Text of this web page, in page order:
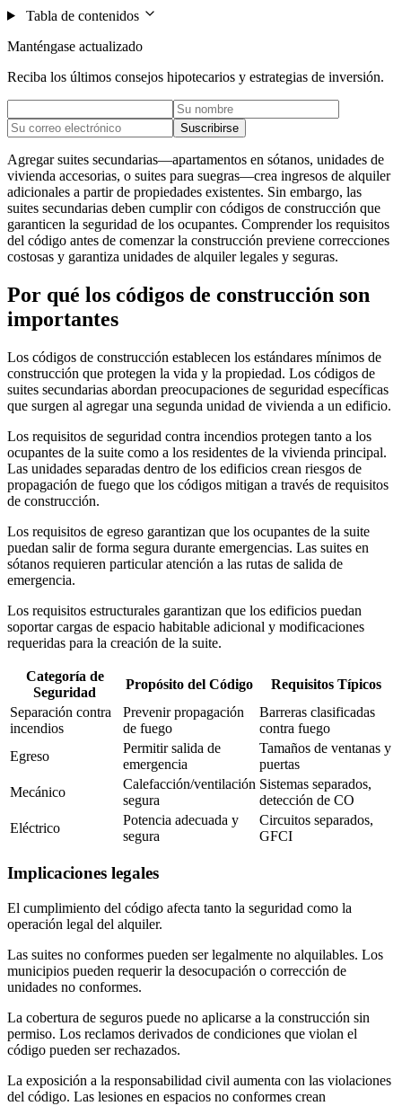
Tabla de contenidos
Manténgase actualizado
Reciba los últimos consejos hipotecarios y estrategias de inversión.
Suscribirse
Agregar suites secundarias—apartamentos en sótanos, unidades de
vivienda accesorias, o suites para suegras—crea ingresos de alquiler
adicionales a partir de propiedades existentes. Sin embargo, las
suites secundarias deben cumplir con códigos de construcción que
garanticen la seguridad de los ocupantes. Comprender los requisitos
del código antes de comenzar la construcción previene correcciones
costosas y garantiza unidades de alquiler legales y seguras.
Por qué los códigos de construcción son
importantes
Los códigos de construcción establecen los estándares mínimos de
construcción que protegen la vida y la propiedad. Los códigos de
suites secundarias abordan preocupaciones de seguridad específicas
que surgen al agregar una segunda unidad de vivienda a un edificio.
Los requisitos de seguridad contra incendios protegen tanto a los
ocupantes de la suite como a los residentes de la vivienda principal.
Las unidades separadas dentro de los edificios crean riesgos de
propagación de fuego que los códigos mitigan a través de requisitos
de construcción.
Los requisitos de egreso garantizan que los ocupantes de la suite
puedan salir de forma segura durante emergencias. Las suites en
sótanos requieren particular atención a las rutas de salida de
emergencia.
Los requisitos estructurales garantizan que los edificios puedan
soportar cargas de espacio habitable adicional y modificaciones
requeridas para la creación de la suite.
Categoría de
Seguridad
Propósito del Código
Requisitos Típicos
Separación contra
incendios
Prevenir propagación
de fuego
Barreras clasificadas
contra fuego
Egreso
Permitir salida de
emergencia
Tamaños de ventanas y
puertas
Mecánico
Calefacción/ventilación
segura
Sistemas separados,
detección de CO
Eléctrico
Potencia adecuada y
segura
Circuitos separados,
GFCI
Implicaciones legales
El cumplimiento del código afecta tanto la seguridad como la
operación legal del alquiler.
Las suites no conformes pueden ser legalmente no alquilables. Los
municipios pueden requerir la desocupación o corrección de
unidades no conformes.
La cobertura de seguros puede no aplicarse a la construcción sin
permiso. Los reclamos derivados de condiciones que violan el
código pueden ser rechazados.
La exposición a la responsabilidad civil aumenta con las violaciones
del código. Las lesiones en espacios no conformes crean